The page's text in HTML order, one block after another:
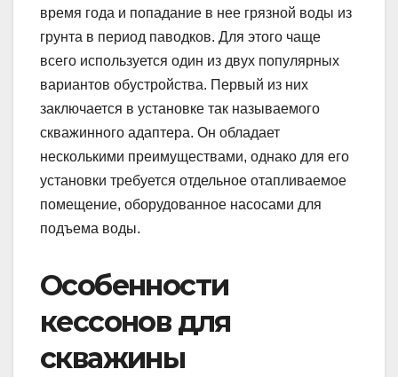
время года и попадание в нее грязной воды из
грунта в период паводков. Для этого чаще
всего используется один из двух популярных
вариантов обустройства. Первый из них
заключается в установке так называемого
скважинного адаптера. Он обладает
несколькими преимуществами, однако для его
установки требуется отдельное отапливаемое
помещение, оборудованное насосами для
подъема воды.
Особенности
кессонов для
скважины